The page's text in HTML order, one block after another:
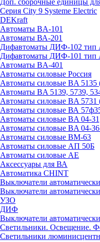
Доп. сборочные единицы
Серия City 9 Systeme Electric
DEKraft
Автоматы BA-101
Автоматы ВА-201
Дифавтоматы ДИФ-102 тип
Дифавтоматы ДИФ-101 тип
Автоматы BA-401
Автоматы силовые Россия
Автоматы силовые BA 5135
Автоматы BA 5139, 5739,
Автоматы силовые BA 5731
Автоматы силовые ВА
Автоматы силовые BA 04-
Автоматы силовые BA 04-
Автоматы силовые ВМ-63
Автоматы силовые АП 50Б
Автоматы силовые АЕ
Аксессуары для ВА
Автоматика CHINT
Выключатели
Выключатели
УЗО
ДИФ
Выключатели
Светильники. Освещение.
Светильники